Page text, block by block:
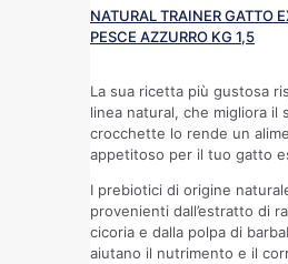
NATURAL TRAINER GATTO
PESCE AZZURRO KG 1,5
La sua ricetta più gustosa
linea natural, che migliora il
crocchette lo rende un
appetitoso per il tuo gatto
I prebiotici di origine
provenienti dall’estratto di
cicoria e dalla polpa di
aiutano il nutrimento e il